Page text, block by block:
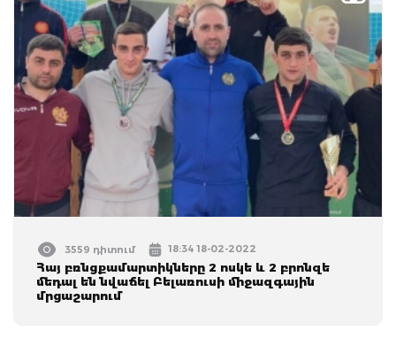
3559 դիտում 18:34 18-02-2022
Հայ բռնցքամարտիկները 2 ոսկե և 2 բրոնզե
մեդալ են նվաճել Բելառուսի միջազգային
մրցաշարում